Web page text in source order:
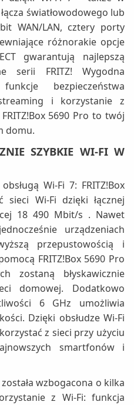
światłowodowego lub
WAN/LAN, cztery porty
różnorakie opcje
gwarantują najlepszą
serii FRITZ! Wygodna
bezpieczeństwa
i korzystanie z
5690 Pro to twój
domu.
SZYBKIE WI-FI W
Wi-Fi 7: FRITZ!Box
Wi-Fi dzięki łącznej
18 490 Mbit/s . Nawet
urządzeniach
przepustowością i
FRITZ!Box 5690 Pro
zostaną błyskawicznie
domowej. Dodatkowo
6 GHz umożliwia
Dzięki obsłudze Wi-Fi
z sieci przy użyciu
smartfonów i
wzbogacona o kilka
z Wi-Fi: funkcja